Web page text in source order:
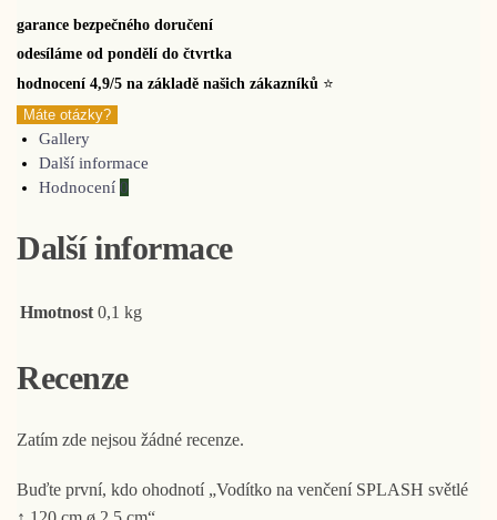
garance bezpečného doručení
odesíláme od pondělí do čtvrtka
hodnocení 4,9/5 na základě našich zákazníků ⭐
Máte otázky?
Gallery
Další informace
Hodnocení 0
Další informace
Hmotnost 0,1 kg
Recenze
Zatím zde nejsou žádné recenze.
Buďte první, kdo ohodnotí „Vodítko na venčení SPLASH světlé